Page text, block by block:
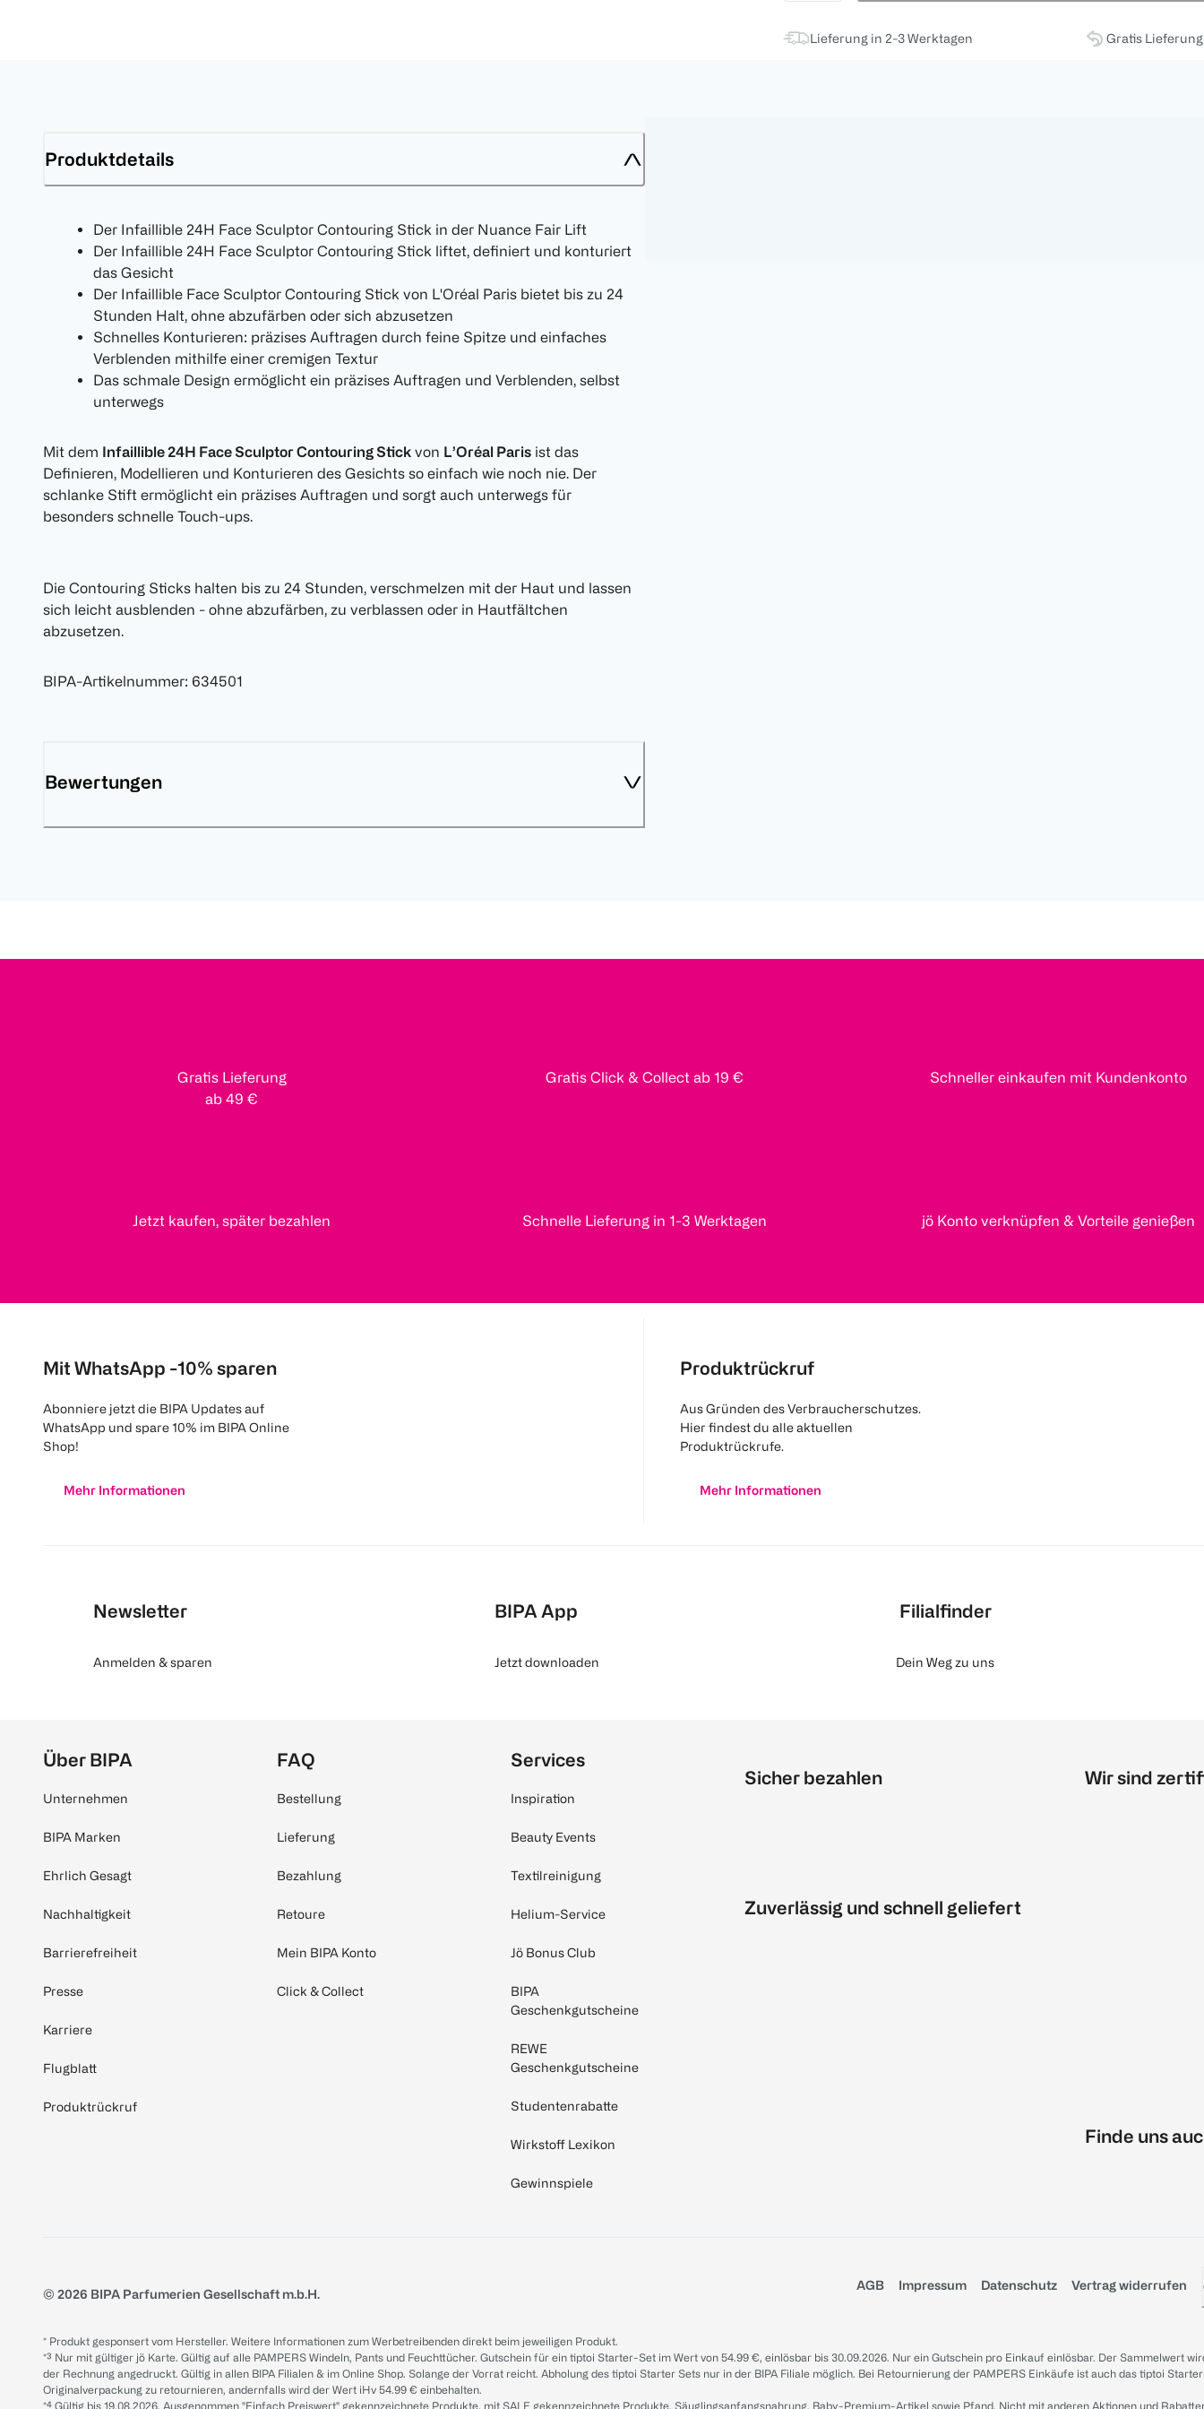
Lieferung in 2-3 Werktagen Gratis
Produktdetails
Der Infaillible 24H Face Sculptor Contouring Stick in der Nuance Fair Lift
Der Infaillible 24H Face Sculptor Contouring Stick liftet, definiert und konturiert
das Gesicht
Der Infaillible Face Sculptor Contouring Stick von L'Oréal Paris bietet bis zu 24
Stunden Halt, ohne abzufärben oder sich abzusetzen
Schnelles Konturieren: präzises Auftragen durch feine Spitze und einfaches
Verblenden mithilfe einer cremigen Textur
Das schmale Design ermöglicht ein präzises Auftragen und Verblenden, selbst
unterwegs
Mit dem Infaillible 24H Face Sculptor Contouring Stick von L’Oréal Paris ist das
Definieren, Modellieren und Konturieren des Gesichts so einfach wie noch nie. Der
schlanke Stift ermöglicht ein präzises Auftragen und sorgt auch unterwegs für
besonders schnelle Touch-ups.
Die Contouring Sticks halten bis zu 24 Stunden, verschmelzen mit der Haut und lassen
sich leicht ausblenden - ohne abzufärben, zu verblassen oder in Hautfältchen
abzusetzen.
BIPA-Artikelnummer: 634501
Bewertungen
Gratis Lieferung
ab 49 €
Gratis Click & Collect ab 19 € Schneller einkaufen mit Kundenkonto
Jetzt kaufen, später bezahlen Schnelle Lieferung in 1-3 Werktagen jö Konto verknüpfen & Vorteile genießen
Mit WhatsApp -10% sparen
Abonniere jetzt die BIPA Updates auf
WhatsApp und spare 10% im BIPA Online
Shop!
Mehr Informationen
Produktrückruf
Aus Gründen des Verbraucherschutzes.
Hier findest du alle aktuellen
Produktrückrufe.
Mehr Informationen
Newsletter
Anmelden & sparen
BIPA App
Jetzt downloaden
Filialfinder
Dein Weg zu uns
Über BIPA
Unternehmen
BIPA Marken
Ehrlich Gesagt
Nachhaltigkeit
Barrierefreiheit
Presse
Karriere
Flugblatt
Produktrückruf
FAQ
Bestellung
Lieferung
Bezahlung
Retoure
Mein BIPA Konto
Click & Collect
Services
Inspiration
Beauty Events
Textilreinigung
Helium-Service
Jö Bonus Club
BIPA
Geschenkgutscheine
REWE
Geschenkgutscheine
Studentenrabatte
Wirkstoff Lexikon
Gewinnspiele
Sicher bezahlen
Zuverlässig und schnell geliefert
Wir sind
Finde uns
© 2026 BIPA Parfumerien Gesellschaft m.b.H.
AGB Impressum Datenschutz Vertrag widerrufen
* Produkt gesponsert vom Hersteller. Weitere Informationen zum Werbetreibenden direkt beim jeweiligen Produkt.
*³ Nur mit gültiger jö Karte. Gültig auf alle PAMPERS Windeln, Pants und Feuchttücher. Gutschein für ein tiptoi Starter-Set im Wert von 54.99 €, einlösbar bis 30.09.2026. Nur ein Gutschein pro Einkauf einlösbar. Der Sammelwert
der Rechnung angedruckt. Gültig in allen BIPA Filialen & im Online Shop. Solange der Vorrat reicht. Abholung des tiptoi Starter Sets nur in der BIPA Filiale möglich. Bei Retournierung der PAMPERS Einkäufe ist auch das tiptoi
Originalverpackung zu retournieren, andernfalls wird der Wert iHv 54.99 € einbehalten.
*⁴ Gültig bis 19.08.2026. Ausgenommen "Einfach Preiswert" gekennzeichnete Produkte, mit SALE gekennzeichnete Produkte, Säuglingsanfangsnahrung, Baby-Premium-Artikel sowie Pfand. Nicht mit anderen Aktionen und